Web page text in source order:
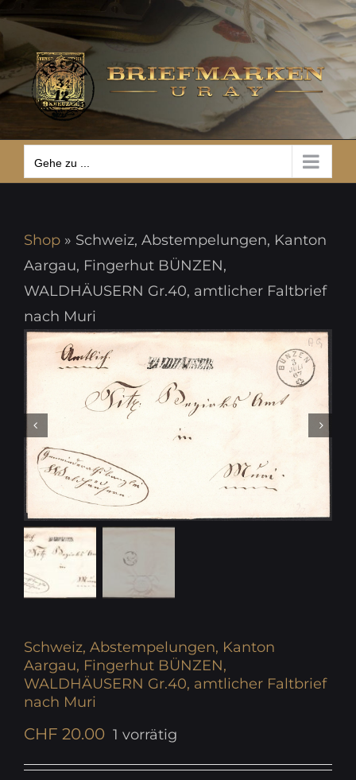
Zum
Inhalt
springen
Gehe zu ...
Gehe zu ...
Shop » Schweiz, Abstempelungen, Kanton
Aargau, Fingerhut BÜNZEN,
WALDHÄUSERN Gr.40, amtlicher Faltbrief
nach Muri
Schweiz, Abstempelungen, Kanton
Aargau, Fingerhut BÜNZEN,
WALDHÄUSERN Gr.40, amtlicher Faltbrief
nach Muri
CHF 20.00 1 vorrätig